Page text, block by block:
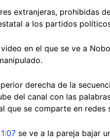
extranjeras, prohibidas
a los partidos
en el que se ve a
derecha de la
del canal con las
que se comparte en redes
se ve a la pareja bajar